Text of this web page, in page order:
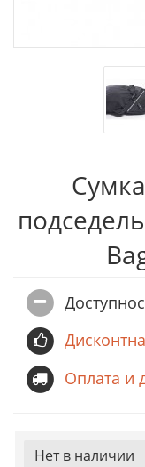
Оплата и
Нет в наличии